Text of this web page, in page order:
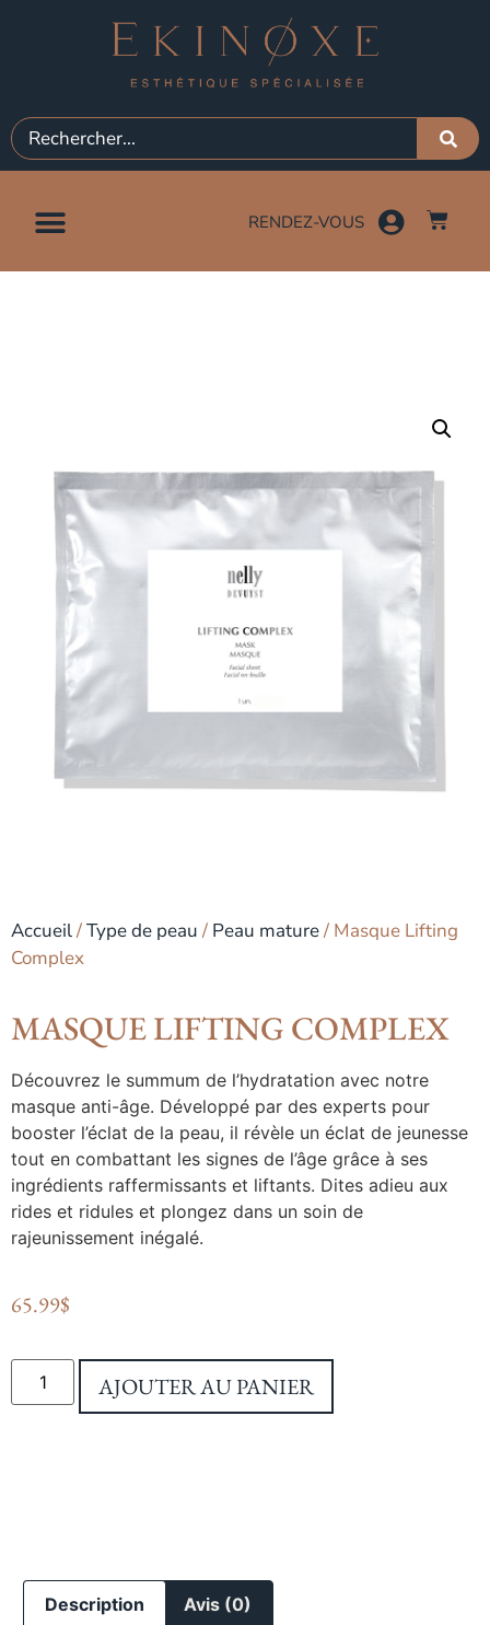
RENDEZ-VOUS
Accueil/Type de peau/ Peau mature/ Masque Lifting
Complex
MASQUE LIFTING COMPLEX
Découvrez le summum de l’hydratation avec notre
masque anti-âge. Développé par des experts pour
booster l’éclat de la peau, il révèle un éclat de jeunesse
tout en combattant les signes de l’âge grâce à ses
ingrédients raffermissants et liftants. Dites adieu aux
rides et ridules et plongez dans un soin de
rajeunissement inégalé.
65.99$
AJOUTER AU PANIER
Description Avis (0)